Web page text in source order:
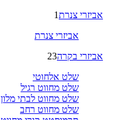
אביזרי צנרת1
אביזרי צנרת
אביזרי בקרה23
שלט אלחוטי
שלט מחווט רגיל
שלט מחווט לבתי מלון
שלט מחווט רחב